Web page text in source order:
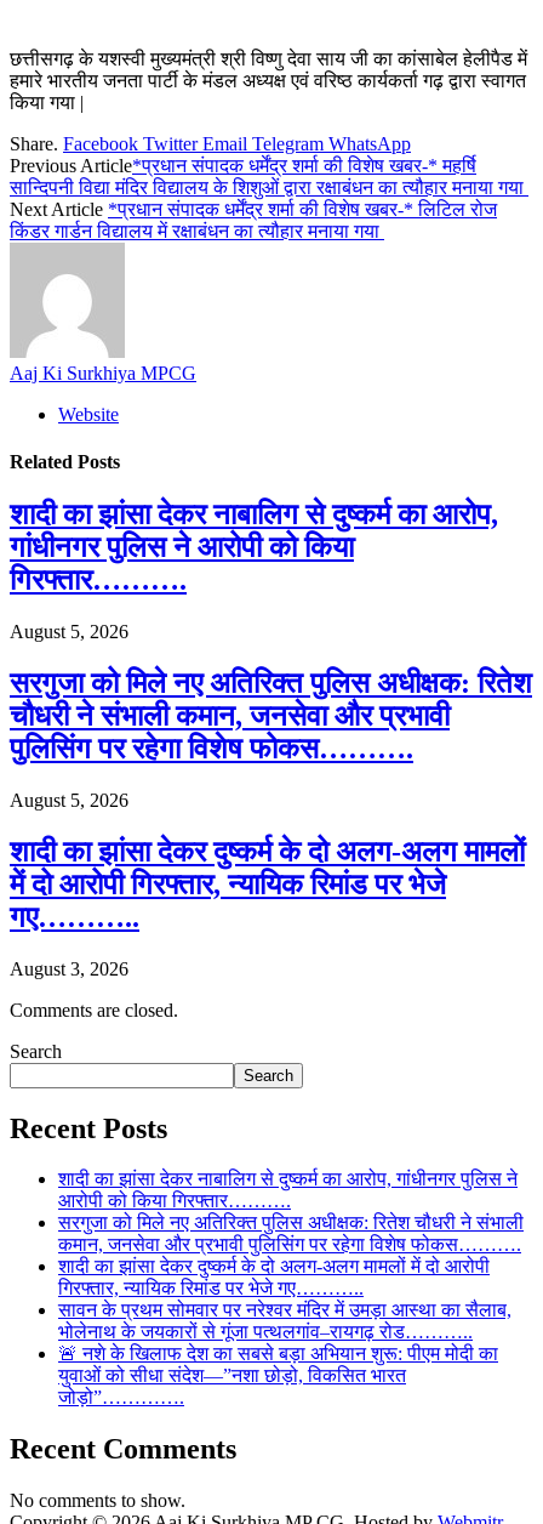
छत्तीसगढ़ के यशस्वी मुख्यमंत्री श्री विष्णु देवा साय जी का कांसाबेल हेलीपैड में
हमारे भारतीय जनता पार्टी के मंडल अध्यक्ष एवं वरिष्ठ कार्यकर्ता गढ़ द्वारा स्वागत
किया गया |
Share. Facebook Twitter Email Telegram WhatsApp
Previous Article*प्रधान संपादक धर्मेंद्र शर्मा की विशेष खबर-* महर्षि
सान्दिपनी विद्या मंदिर विद्यालय के शिशुओं द्वारा रक्षाबंधन का त्यौहार मनाया गया
Next Article *प्रधान संपादक धर्मेंद्र शर्मा की विशेष खबर-* लिटिल रोज
किंडर गार्डन विद्यालय में रक्षाबंधन का त्यौहार मनाया गया
Aaj Ki Surkhiya MPCG
Website
Related Posts
शादी का झांसा देकर नाबालिग से दुष्कर्म का आरोप,
गांधीनगर पुलिस ने आरोपी को किया
गिरफ्तार……….
August 5, 2026
सरगुजा को मिले नए अतिरिक्त पुलिस अधीक्षक: रितेश
चौधरी ने संभाली कमान, जनसेवा और प्रभावी
पुलिसिंग पर रहेगा विशेष फोकस……….
August 5, 2026
शादी का झांसा देकर दुष्कर्म के दो अलग-अलग मामलों
में दो आरोपी गिरफ्तार, न्यायिक रिमांड पर भेजे
गए………..
August 3, 2026
Comments are closed.
Search
Search
Recent Posts
शादी का झांसा देकर नाबालिग से दुष्कर्म का आरोप, गांधीनगर पुलिस ने
आरोपी को किया गिरफ्तार……….
सरगुजा को मिले नए अतिरिक्त पुलिस अधीक्षक: रितेश चौधरी ने संभाली
कमान, जनसेवा और प्रभावी पुलिसिंग पर रहेगा विशेष फोकस……….
शादी का झांसा देकर दुष्कर्म के दो अलग-अलग मामलों में दो आरोपी
गिरफ्तार, न्यायिक रिमांड पर भेजे गए………..
सावन के प्रथम सोमवार पर नरेश्वर मंदिर में उमड़ा आस्था का सैलाब,
भोलेनाथ के जयकारों से गूंजा पत्थलगांव–रायगढ़ रोड………..
🚨 नशे के खिलाफ देश का सबसे बड़ा अभियान शुरू: पीएम मोदी का
युवाओं को सीधा संदेश—”नशा छोड़ो, विकसित भारत
जोड़ो”………….
Recent Comments
No comments to show.